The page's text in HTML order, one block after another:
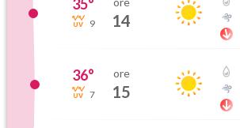
35°
9 14
36°
7
ore
15